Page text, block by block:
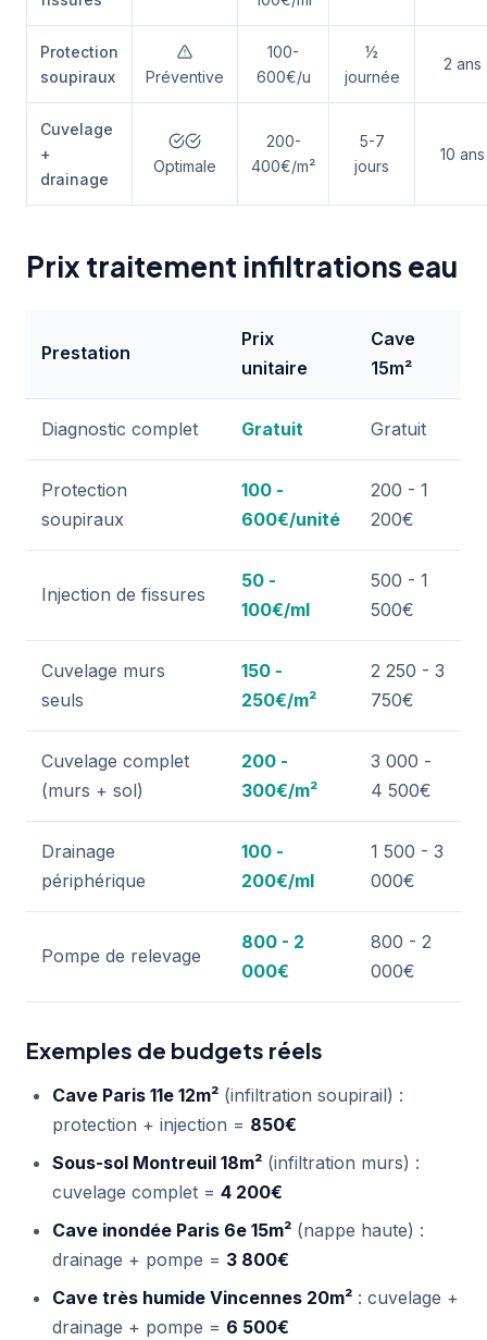
Protection
soupiraux
Préventive
100-
600€/u
½
journée
2 ans
Cuvelage
+
drainage
Optimale
200-
400€/m²
5-7
jours
10 ans
Prix traitement infiltrations eau
Prestation
Prix
unitaire
Cave
15m²
Diagnostic complet Gratuit Gratuit
Protection
soupiraux
100 -
600€/unité
200 - 1
200€
Injection de fissures
50 -
100€/ml
500 - 1
500€
Cuvelage murs
seuls
150 -
250€/m²
2 250 - 3
750€
Cuvelage complet
(murs + sol)
200 -
300€/m²
3 000 -
4 500€
Drainage
périphérique
100 -
200€/ml
1 500 - 3
000€
Pompe de relevage
800 - 2
000€
800 - 2
000€
Exemples de budgets réels
Cave Paris 11e 12m² (infiltration soupirail) :
protection + injection = 850€
Sous-sol Montreuil 18m² (infiltration murs) :
cuvelage complet = 4 200€
Cave inondée Paris 6e 15m² (nappe haute) :
drainage + pompe = 3 800€
Cave très humide Vincennes 20m² : cuvelage +
drainage + pompe = 6 500€